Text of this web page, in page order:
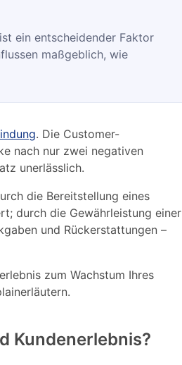
ein entscheidender Faktor
maßgeblich, wie
. Die Customer-
nach nur zwei negativen
unerlässlich.
die Bereitstellung eines
durch die Gewährleistung einer
und Rückerstattungen –
zum Wachstum Ihres
Kundenerlebnis?